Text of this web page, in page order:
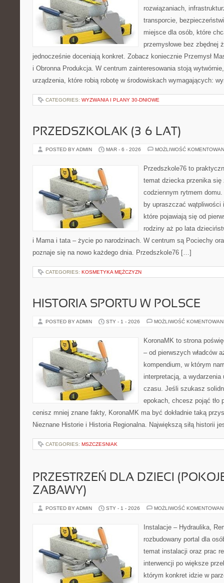
rozwiązaniach,
transporcie,
miejsce dla osób, które
przemysłowe bez zbędnej
jednocześnie doceniają konkret. Zobacz koniecznie Przemysł
i Obronna Produkcja. W centrum zainteresowania stoją
urządzenia, które robią robotę w środowiskach wymagających:
CATEGORIES: WYZWANIA I PLANY 30-DNIOWE
PRZEDSZKOLAK (3–6 LAT)
POSTED BY ADMIN MAR - 6 - 2026 MOŻLIWOŚĆ
Przedszkole76 to
temat dziecka przenika
codziennym rytmem
by upraszczać wątpliwości
które pojawiają się od
rodziny aż po lata
i Mama i tata – życie po narodzinach. W centrum są Pociechy
poznaje się na nowo każdego dnia. Przedszkole76 […]
CATEGORIES: KOSMETYKA MĘŻCZYZN
HISTORIA SPORTU W POLSCE
POSTED BY ADMIN STY - 1 - 2026 MOŻLIWOŚĆ
KoronaMK to strona
– od pierwszych władców
kompendium, w którym
interpretacją, a wydarzenia
czasu. Jeśli szukasz
epokach, chcesz pojąć tło
cenisz mniej znane fakty, KoronaMK ma być dokładnie taką
Nieznane Historie i Historia Regionalna. Największą siłą historii
CATEGORIES: MSZCZESNIAK
PRZESTRZEŃ DLA DZIECI
ZABAWY)
POSTED BY ADMIN STY - 1 - 2026 MOŻLIWOŚĆ
Instalacje – Hydraulika,
rozbudowany portal dla
temat instalacji oraz prac
interwencji po większe
którym konkret idzie w